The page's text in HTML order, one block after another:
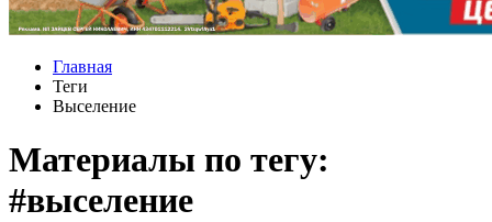
Главная
Теги
Выселение
Материалы по тегу:
#выселение